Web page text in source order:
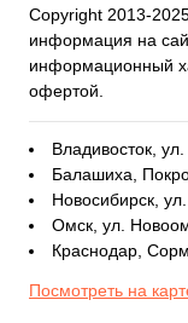
Copyright 2013-
информация на
информационный
офертой.
Владивосток,
Балашиха,
Новосибирск,
Омск, ул.
Краснодар,
Посмотреть на